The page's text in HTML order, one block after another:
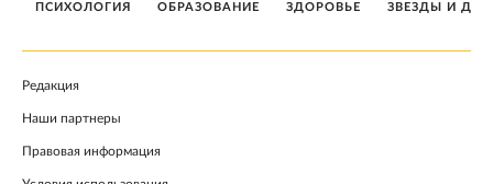
ПСИХОЛОГИЯ ОБРАЗОВАНИЕ ЗДОРОВЬЕ ЗВЕЗДЫ И
Редакция
Наши партнеры
Правовая информация